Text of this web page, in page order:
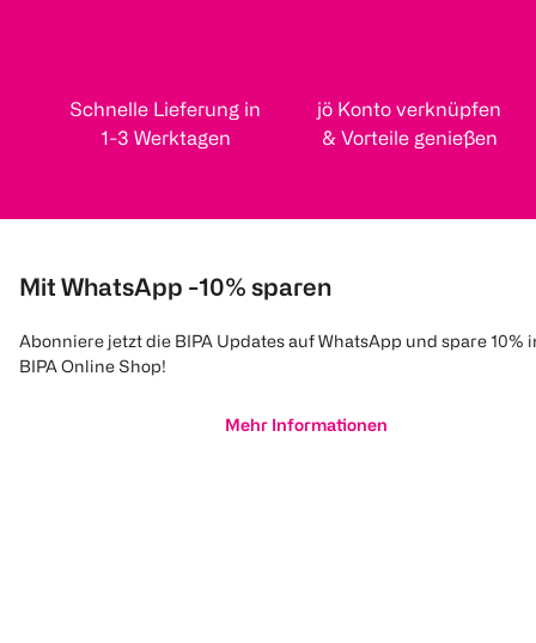
Schnelle Lieferung in
1-3 Werktagen
jö Konto verknüpfen
& Vorteile genießen
Mit WhatsApp -10% sparen
Abonniere jetzt die BIPA Updates auf WhatsApp und spare 10%
BIPA Online Shop!
Mehr Informationen